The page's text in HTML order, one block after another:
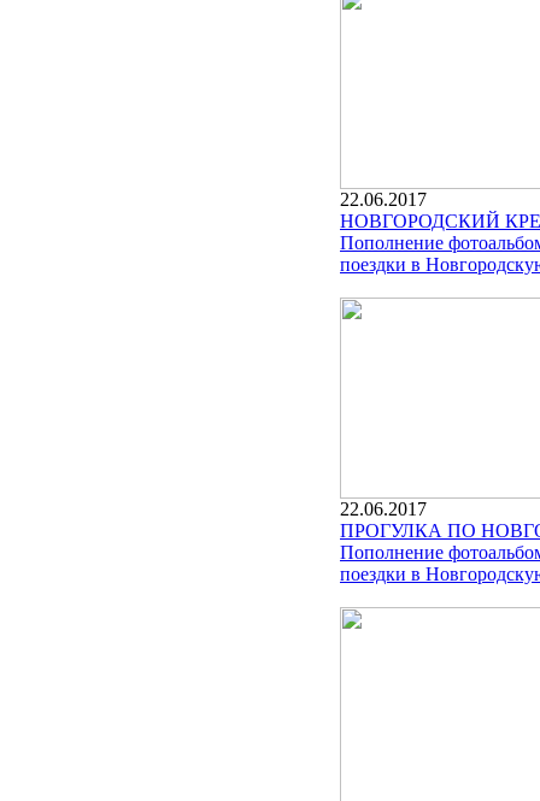
22.06.2017
НОВГОРОДСКИЙ
Пополнение
поездки в
22.06.2017
ПРОГУЛКА ПО
Пополнение
поездки в